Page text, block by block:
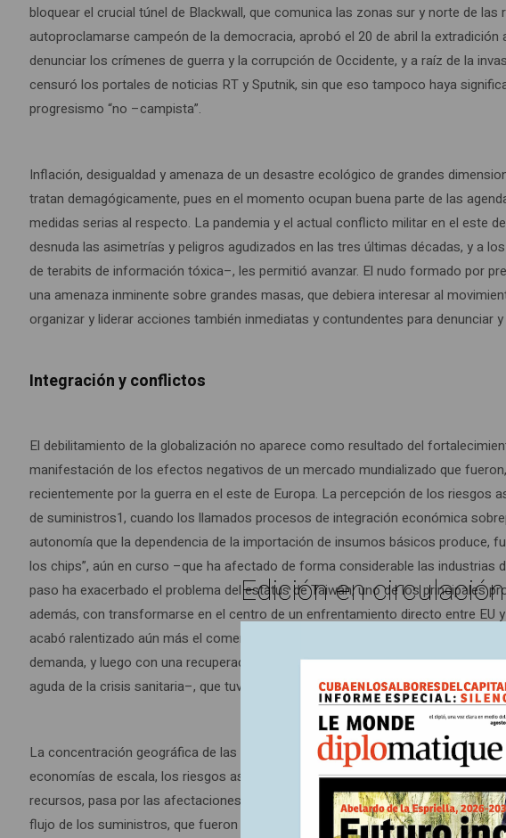
bloquear el crucial túnel de Blackwall, que comunica las zonas sur y norte de las
autoproclamarse campeón de la democracia, aprobó el 20 de abril la
denunciar los crímenes de guerra y la corrupción de Occidente, y a raíz de la
censuró los portales de noticias RT y Sputnik, sin que eso tampoco haya
progresismo “no –campista”.
Inflación, desigualdad y amenaza de un desastre ecológico de grandes
tratan demagógicamente, pues en el momento ocupan buena parte de las
medidas serias al respecto. La pandemia y el actual conflicto militar en el este
desnuda las asimetrías y peligros agudizados en las tres últimas décadas, y a
de terabits de información tóxica–, les permitió avanzar. El nudo formado por
una amenaza inminente sobre grandes masas, que debiera interesar al
organizar y liderar acciones también inmediatas y contundentes para denunciar
Integración y conflictos
El debilitamiento de la globalización no aparece como resultado del
manifestación de los efectos negativos de un mercado mundializado que
recientemente por la guerra en el este de Europa. La percepción de los riesgos
de suministros1, cuando los llamados procesos de integración económica
autonomía que la dependencia de la importación de insumos básicos produce,
los chips”, aún en curso –que ha afectado de forma considerable las
paso ha exacerbado el problema del estatus de Taiwán, uno de los principales
además, con transformarse en el centro de un enfrentamiento directo entre EU
acabó ralentizado aún más el comercio global debido al desbalance creado por
demanda, y luego con una recuperación abrupta –consecuencia de la liberación
aguda de la crisis sanitaria–, que tuvo como efecto la saturación de los
La concentración geográfica de las ofertas muestra hoy, que más allá de las
economías de escala, los riesgos asociados a la deslocalización de los
recursos, pasa por las afectaciones a los niveles y la calidad del empleo locales,
flujo de los suministros, que fueron aspectos dejados de lado en la etapa
Edición en circulación